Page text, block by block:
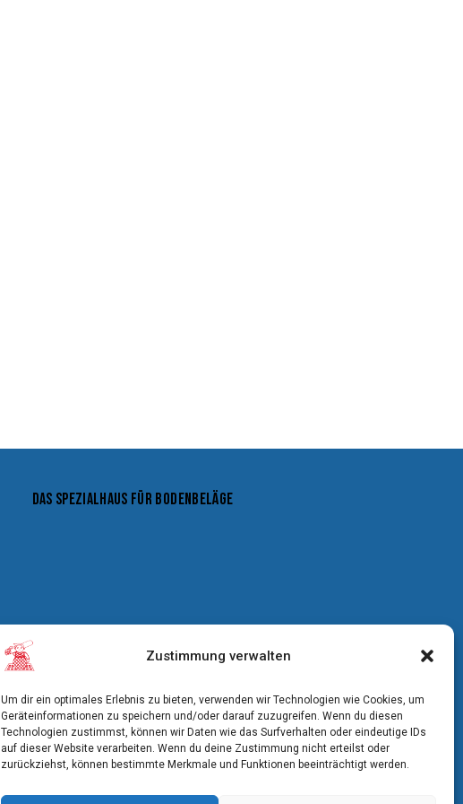
Zustimmung verwalten
Um dir ein optimales Erlebnis zu bieten, verwenden wir Technologien wie Cookies, um
Geräteinformationen zu speichern und/oder darauf zuzugreifen. Wenn du diesen
Technologien zustimmst, können wir Daten wie das Surfverhalten oder eindeutige IDs
auf dieser Website verarbeiten. Wenn du deine Zustimmung nicht erteilst oder
zurückziehst, können bestimmte Merkmale und Funktionen beeinträchtigt werden.
DAS SPEZIALHAUS FÜR BODENBELÄGE